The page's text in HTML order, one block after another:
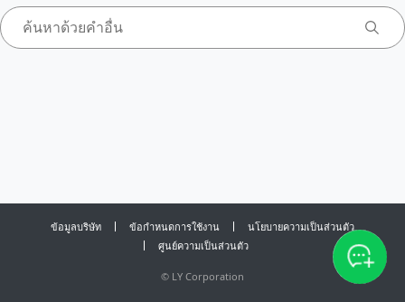
ข้อมูลบริษัท ข้อกำหนดการใช้งาน
นโยบายความเป็นส่วนตัว
ศูนย์ความเป็นส่วนตัว
© LY Corporation